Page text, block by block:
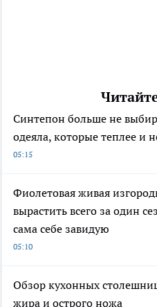
Синтепон больше не
одеяла, которые теплее и
05:15
Фиолетовая живая
вырастить всего за один
сама себе завидую
05:10
Обзор кухонных
жира и острого ножа